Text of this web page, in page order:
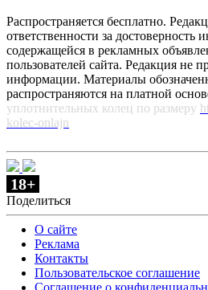
Распространяется бесплатно.
ответственности за достоверность
содержащейся в рекламных
пользователей сайта. Редакция не
информации. Материалы
распространяются на платной
уплотнительных колец по размеру
kolec-onlajn
18+
Поделиться
О сайте
Реклама
Контакты
Пользовательское соглашение
Соглашение о